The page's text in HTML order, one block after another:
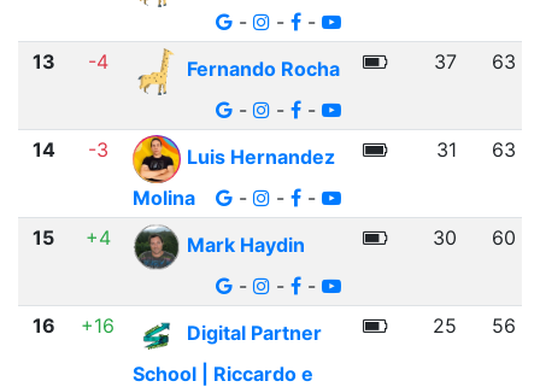
-
- -
13 -4
Fernando Rocha
-
- -
37 63
14 -3
Luis Hernandez
Molina
- - -
31 63
15 +4
Mark Haydin
-
- -
30 60
16 +16
Digital Partner
School | Riccardo e
25 56